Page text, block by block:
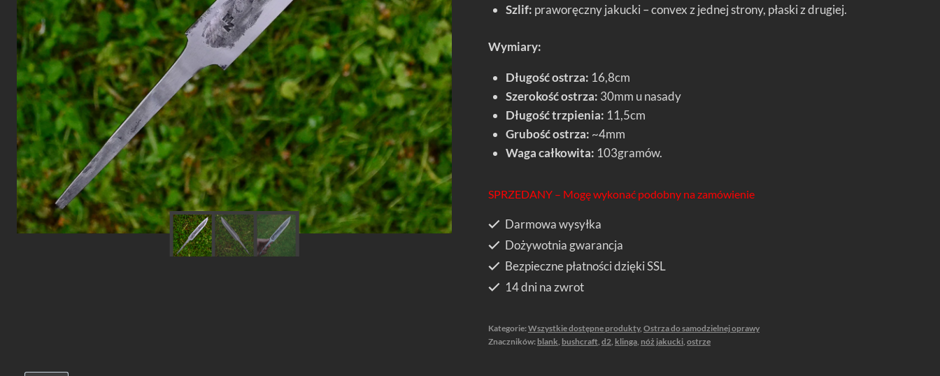
Szlif: praworęczny jakucki – convex z jednej strony, płaski z drugiej.
Wymiary:
Długość ostrza: 16,8cm
Szerokość ostrza: 30mm u nasady
Długość trzpienia: 11,5cm
Grubość ostrza: ~4mm
Waga całkowita: 103gramów.
SPRZEDANY – Mogę wykonać podobny na zamówienie
Darmowa wysyłka
Dożywotnia gwarancja
Bezpieczne płatności dzięki SSL
14 dni na zwrot
Kategorie:Wszystkie dostępne produkty, Ostrza do samodzielnej oprawy
Znaczników: blank, bushcraft, d2, klinga, nóż jakucki, ostrze